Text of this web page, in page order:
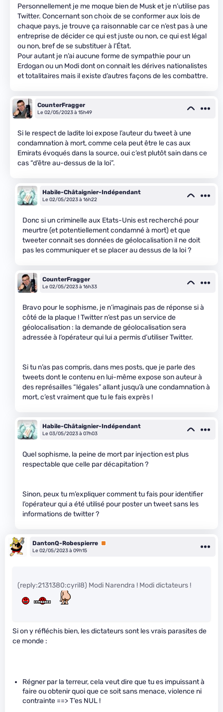
Personnellement je me moque bien de Musk et je n’utilise pas
Twitter. Concernant son choix de se conformer aux lois de
chaque pays, je trouve ça raisonnable car ce n’est pas à une
entreprise de décider ce qui est juste ou non, ce qui est légal
ou non, bref de se substituer à l’État.
Pour autant je n’ai aucune forme de sympathie pour un
Erdogan ou un Modi dont on connait les dérives nationalistes
et totalitaires mais il existe d’autres façons de les combattre.
CounterFragger
Le 02/05/2023 à 15h49
Si le respect de ladite loi expose l’auteur du tweet à une
condamnation à mort, comme cela peut être le cas aux
Emirats évoqués dans la source, oui c’est plutôt sain dans ce
cas “d’être au-dessus de la loi”.
Habile-Châtaignier-Indépendant
Le 02/05/2023 à 16h22
Donc si un criminelle aux Etats-Unis est recherché pour
meurtre (et potentiellement condamné à mort) et que
tweeter connait ses données de géolocalisation il ne doit
pas les communiquer et se placer au dessus de la loi ?
CounterFragger
Le 02/05/2023 à 16h33
Bravo pour le sophisme, je n’imaginais pas de réponse si à
côté de la plaque ! Twitter n’est pas un service de
géolocalisation : la demande de géolocalisation sera
adressée à l’opérateur qui lui a permis d’utiliser Twitter.
Si tu n’as pas compris, dans mes posts, que je parle des
tweets dont le contenu en lui-même expose son auteur à
des représailles “légales” allant jusqu’à une condamnation à
mort, c’est vraiment que tu le fais exprès !
Habile-Châtaignier-Indépendant
Le 03/05/2023 à 07h03
Quel sophisme, la peine de mort par injection est plus
respectable que celle par décapitation ?
Sinon, peux tu m’expliquer comment tu fais pour identifier
l’opérateur qui a été utilisé pour poster un tweet sans les
informations de twitter ?
DantonQ-Robespierre Premium
Le 02/05/2023 à 09h15
(reply:2131380:cyril8) Modi Narendra ! Modi dictateurs !
Si on y réfléchis bien, les dictateurs sont les vrais parasites de
ce monde :
Régner par la terreur, cela veut dire que tu es impuissant à
faire ou obtenir quoi que ce soit sans menace, violence ni
contrainte ==> T’es NUL !